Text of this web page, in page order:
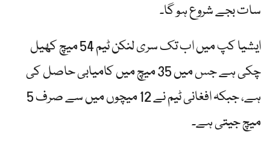
سات بجے شروع ہو گا۔
ایشیا کپ میں اب تک سری لنکن ٹیم 54 میچ کھیل
چکی ہے جس میں 35 میچ میں کامیابی حاصل کی
ہے، جبکہ افغانی ٹیم نے 12 میچوں میں سے صرف 5
میچ جیتی ہے۔